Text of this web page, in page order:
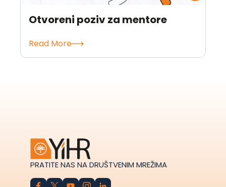
Otvoreni poziv za mentore
Read More
PRATITE NAS NA DRUŠTVENIM MREŽIMA